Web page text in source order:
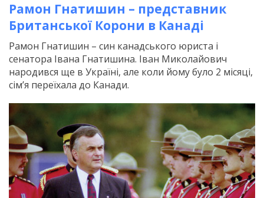
Рамон Гнатишин – представник
Британської Корони в Канаді
Рамон Гнатишин – син канадського юриста і
сенатора Івана Гнатишина. Іван Миколайович
народився ще в Україні, але коли йому було 2 місяці,
сім’я переїхала до Канади.